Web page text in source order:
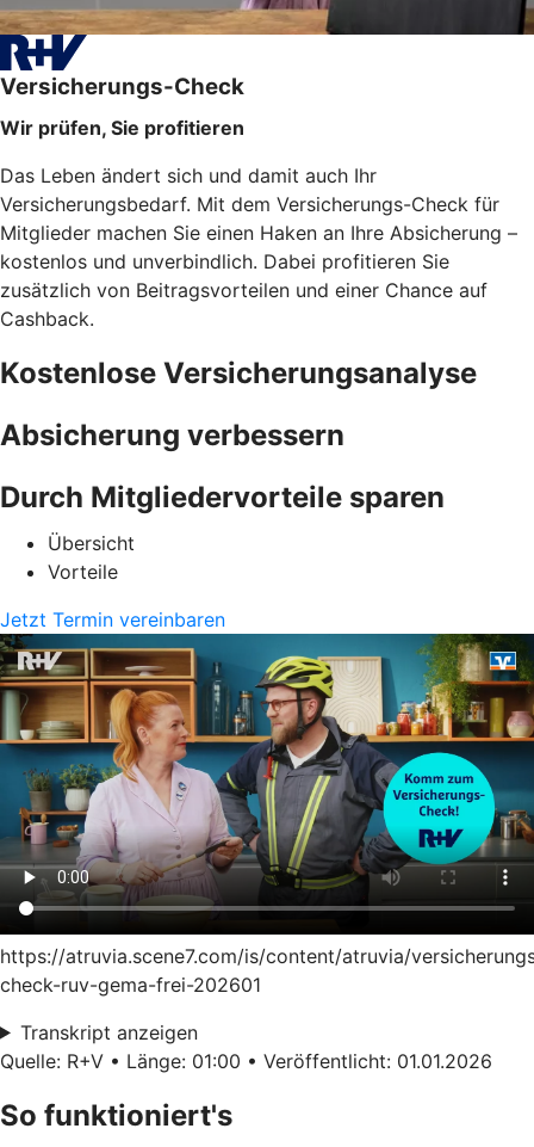
Versicherungs-Check
Wir prüfen, Sie profitieren
Das Leben ändert sich und damit auch Ihr
Versicherungsbedarf. Mit dem Versicherungs-Check für
Mitglieder machen Sie einen Haken an Ihre Absicherung –
kostenlos und unverbindlich. Dabei profitieren Sie
zusätzlich von Beitragsvorteilen und einer Chance auf
Cashback.
Kostenlose Versicherungsanalyse
Absicherung verbessern
Durch Mitgliedervorteile sparen
Übersicht
Vorteile
Jetzt Termin vereinbaren
https://atruvia.scene7.com/is/content/atruvia/
check-ruv-gema-frei-202601
Transkript anzeigen
Quelle: R+V • Länge: 01:00 • Veröffentlicht: 01.01.2026
So funktioniert's